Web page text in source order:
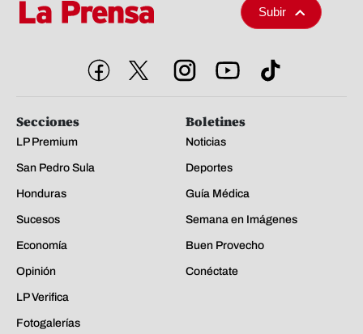
Subir
Secciones
LP Premium
San Pedro Sula
Honduras
Sucesos
Economía
Opinión
LP Verifica
Fotogalerías
Boletines
Noticias
Deportes
Guía Médica
Semana en Imágenes
Buen Provecho
Conéctate